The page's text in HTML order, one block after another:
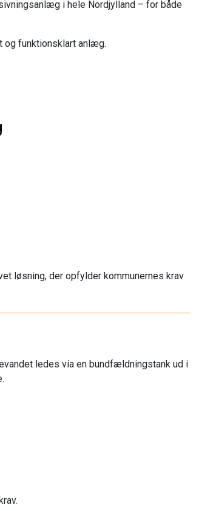
i hele Nordjylland – for både
og funktionsklart anlæg.
løsning, der opfylder kommunernes krav
ledes via en bundfældningstank ud i